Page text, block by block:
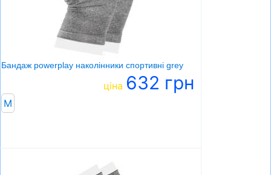
Бандаж powerplay наколінники спортивні grey
ціна 632 грн
M